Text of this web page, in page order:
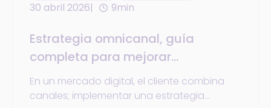
30 abril 2026 9min
Estrategia omnicanal, guía
completa para mejorar
experiencia y eficiencia
En un mercado digital, el cliente combina
canales; implementar una estrategia